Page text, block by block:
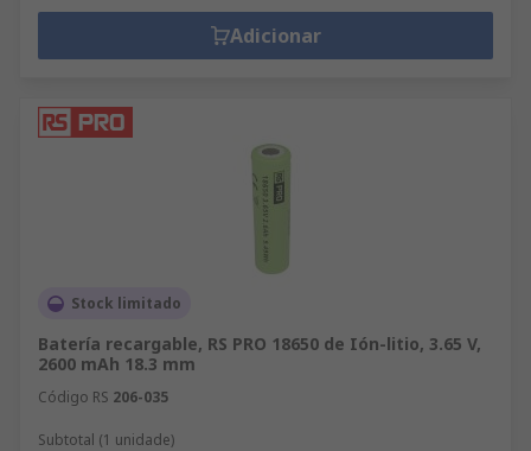
Adicionar
Stock limitado
Batería recargable, RS PRO 18650 de Ión-litio, 3.65 V,
2600 mAh 18.3 mm
Código RS 206-035
Subtotal (1 unidade)